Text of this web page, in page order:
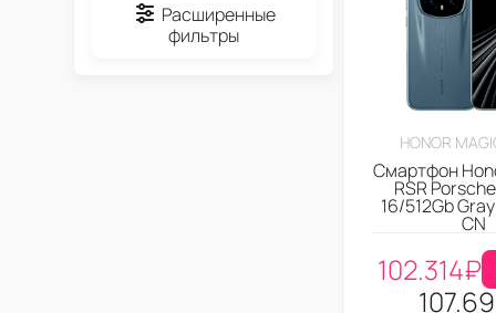
HONOR
Смартфон
RSR
16/512Gb
CN
102.314₽
Расширенные
фильтры